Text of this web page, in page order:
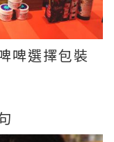
啤選擇包裝